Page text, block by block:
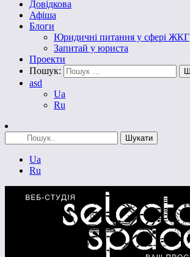
Довідкова
Афіша
Блоги
Юридичні питання у сфері ЖКГ
Запитай у юриста
Проекти
Пошук:
asd
Ua
Ru
Ua
Ru